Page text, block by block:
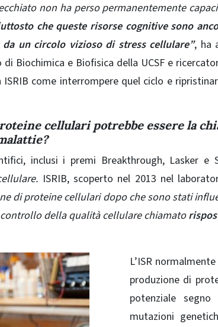
non ha perso permanentemente
che queste risorse cognitive sono
un circolo vizioso di stress cellulare”, ha
Biochimica e Biofisica della UCSF e
come interrompere quel ciclo e
​​cellulari potrebbe essere la
inclusi i premi Breakthrough, Lasker e
ISRIB, scoperto nel 2013 nel
di proteine ​​cellulari dopo che sono stati
della qualità cellulare chiamato
L’ISR
produzione di
potenziale
mutazioni